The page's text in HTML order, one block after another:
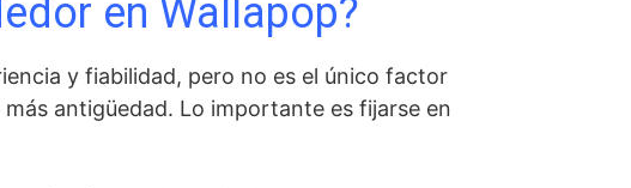
en Wallapop?
y fiabilidad, pero no es el único factor
antigüedad. Lo importante es fijarse en